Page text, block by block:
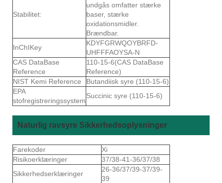
Stabilitet:
undgås omfatter stærke
baser, stærke
oxidationsmidler.
Brændbar.
InChIKey
KDYFGRWQOYBRFD-
UHFFFAOYSA-N
CAS DataBase
Reference
110-15-6(CAS DataBase
Reference)
NIST Kemi Reference
Butandiisk syre (110-15-6)
EPA
stofregistreringssystem
Succinic syre (110-15-6)
Naturlig ravsyre Sikkerhedsoplysninger
Farekoder
Xi
Risikoerklæringer
37/38-41-36/37/38
Sikkerhedserklæringer
26-36/37/39-37/39-
39